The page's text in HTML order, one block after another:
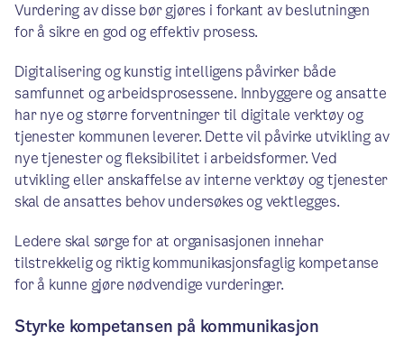
Vurdering av disse bør gjøres i forkant av beslutningen
for å sikre en god og effektiv prosess.
Digitalisering og kunstig intelligens påvirker både
samfunnet og arbeidsprosessene. Innbyggere og ansatte
har nye og større forventninger til digitale verktøy og
tjenester kommunen leverer. Dette vil påvirke utvikling av
nye tjenester og fleksibilitet i arbeidsformer. Ved
utvikling eller anskaffelse av interne verktøy og tjenester
skal de ansattes behov undersøkes og vektlegges.
Ledere skal sørge for at organisasjonen innehar
tilstrekkelig og riktig kommunikasjonsfaglig kompetanse
for å kunne gjøre nødvendige vurderinger.
Styrke kompetansen på kommunikasjon